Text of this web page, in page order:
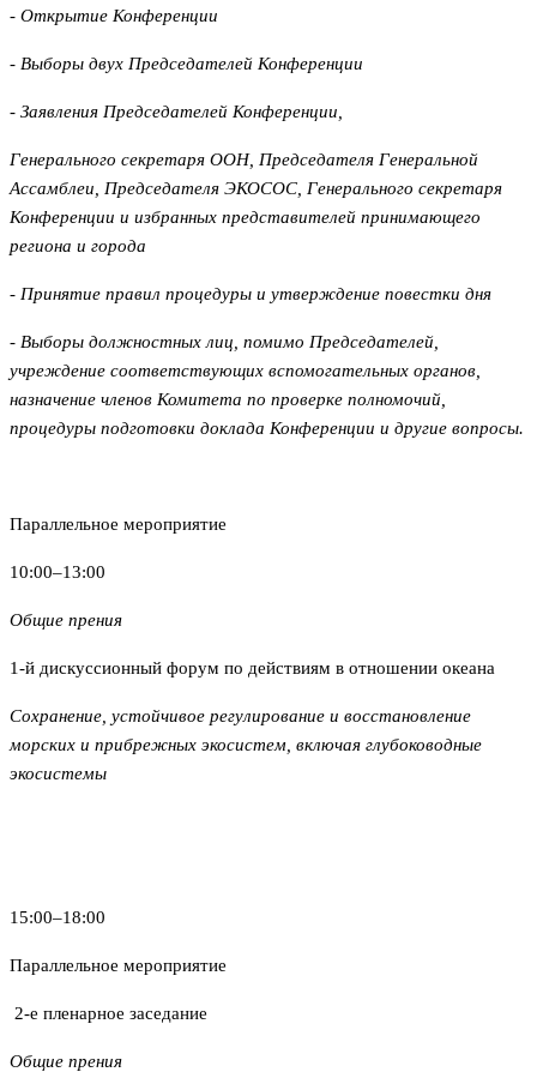
- Открытие Конференции
- Выборы двух Председателей Конференции
- Заявления Председателей Конференции,
Генерального секретаря ООН, Председателя Генеральной
Ассамблеи, Председателя ЭКОСОС, Генерального секретаря
Конференции и избранных представителей принимающего
региона и города
- Принятие правил процедуры и утверждение повестки дня
- Выборы должностных лиц, помимо Председателей,
учреждение соответствующих вспомогательных органов,
назначение членов Комитета по проверке полномочий,
процедуры подготовки доклада Конференции и другие вопросы.
Параллельное мероприятие
10:00–13:00
Общие прения
1-й дискуссионный форум по действиям в отношении океана
Сохранение, устойчивое регулирование и восстановление
морских и прибрежных экосистем, включая глубоководные
экосистемы
15:00–18:00
Параллельное мероприятие
2-е пленарное заседание
Общие прения